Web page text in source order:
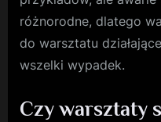
różnorodne, dlatego
do warsztatu
wszelki wypadek.
Czy warsztaty